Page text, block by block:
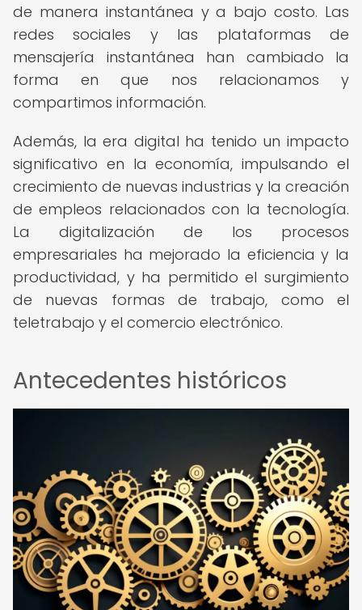
de manera instantánea y a bajo costo. Las
redes sociales y las plataformas de
mensajería instantánea han cambiado la
forma en que nos relacionamos y
compartimos información.
Además, la era digital ha tenido un impacto
significativo en la economía, impulsando el
crecimiento de nuevas industrias y la creación
de empleos relacionados con la tecnología.
La digitalización de los procesos
empresariales ha mejorado la eficiencia y la
productividad, y ha permitido el surgimiento
de nuevas formas de trabajo, como el
teletrabajo y el comercio electrónico.
Antecedentes históricos